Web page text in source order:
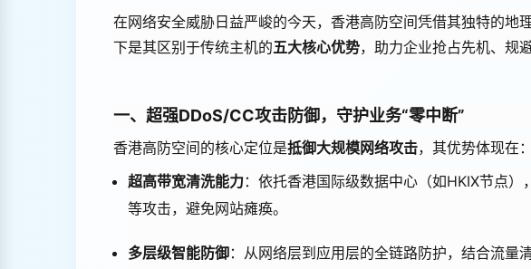
在网络安全威胁日益严峻的今天，香港高防空间凭借其独特的
下是其区别于传统主机的五大核心优势，助力企业抢占先机、规避
一、超强DDoS/CC攻击防御，守护业务“零中断”
香港高防空间的核心定位是抵御大规模网络攻击，其优势体现在：
超高带宽清洗能力：依托香港国际级数据中心（如HKIX节点
等攻击，避免网站瘫痪。
多层级智能防御：从网络层到应用层的全链路防护，结合流量